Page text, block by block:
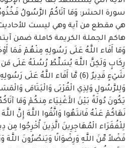
سورة الحشر: وَمَا آتَاكُمُ ‏الرَّسُولُ
هي مقطع من آية وهي ليست
‏هاكم الجملة الكريمة كاملة ضمن
وَمَا أَفَاء اللَّهُ عَلَى رَسُولِهِ مِنْهُمْ فَمَا
رِكَابٍ وَلَكِنَّ اللَّهَ يُسَلِّطُ رُسُلَهُ عَلَى مَن
شَيْءٍ قَدِيرٌ (6) مَّا أَفَاء اللَّهُ
وَلِلرَّسُولِ وَلِذِي الْقُرْبَى وَالْيَتَامَى
يَكُونَ دُولَةً ‏بَيْنَ الأَغْنِيَاء مِنكُمْ وَمَا
‏لِلْفُقَرَاء الْمُهَاجِرِينَ الَّذِينَ أُخْرِجُوا مِن
فَضْلاً مِّنَ اللَّهِ وَرِضْوَانًا وَيَنصُرُونَ اللَّهَ